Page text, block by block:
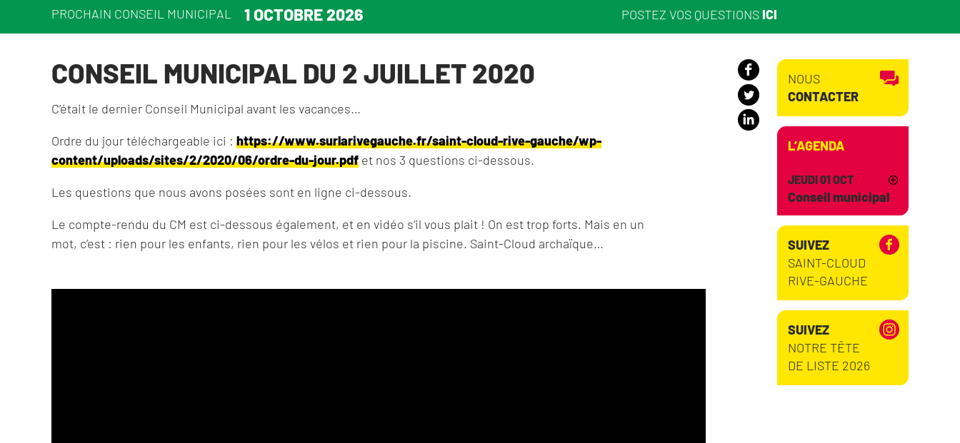
PROCHAIN CONSEIL MUNICIPAL 1 OCTOBRE 2026 POSTEZ VOS QUESTIONSICI
CONSEIL MUNICIPAL DU 2 JUILLET 2020
C’était le dernier Conseil Municipal avant les vacances…
Ordre du jour téléchargeable ici : https://www.surlarivegauche.fr/saint-cloud-rive-gauche/wp-
content/uploads/sites/2/2020/06/ordre-du-jour.pdf et nos 3 questions ci-dessous.
Les questions que nous avons posées sont en ligne ci-dessous.
Le compte-rendu du CM est ci-dessous également, et en vidéo s’il vous plait ! On est trop forts. Mais en un
mot, c’est : rien pour les enfants, rien pour les vélos et rien pour la piscine. Saint-Cloud archaïque…
NOUS
CONTACTER
L’AGENDA
JEUDI 01 OCT
Conseil municipal
SUIVEZ
SAINT-CLOUD
RIVE-GAUCHE
SUIVEZ
NOTRE TÊTE
DE LISTE 2026